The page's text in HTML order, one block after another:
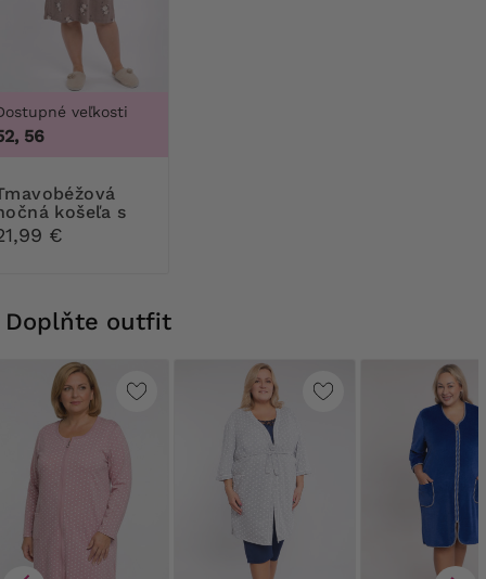
veľkosti
56
košeľa s
a béžovými
€
Doplňte outfit